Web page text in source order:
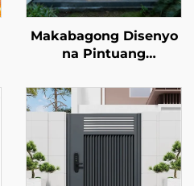
Makabagong Disenyo
na Pintuang
Tumitibay sa Bagyo,
Pampabalat sa Impak
at Tunog, Panlabas na
Sliding na Pintuan na
May Salamin para sa
Balkonahe